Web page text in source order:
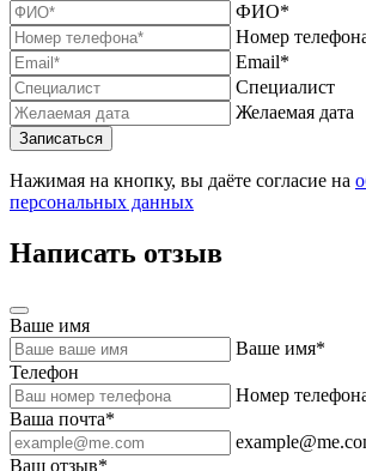
ФИО*
Номер
Email*
Специалист
Желаемая дата
Нажимая на кнопку, вы даёте согласие на
персональных данных
Написать отзыв
Ваше имя
Ваше имя*
Телефон
Номер
Ваша почта*
Ваш отзыв*